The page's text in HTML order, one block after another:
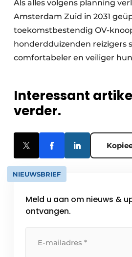
Als alles volgens planning
Amsterdam Zuid in 2031
toekomstbestendig OV-
honderdduizenden reizigers
comfortabeler en veiliger
Interessant
verder.
NIEUWSBRIEF
Meld u aan om nieuws &
ontvangen.